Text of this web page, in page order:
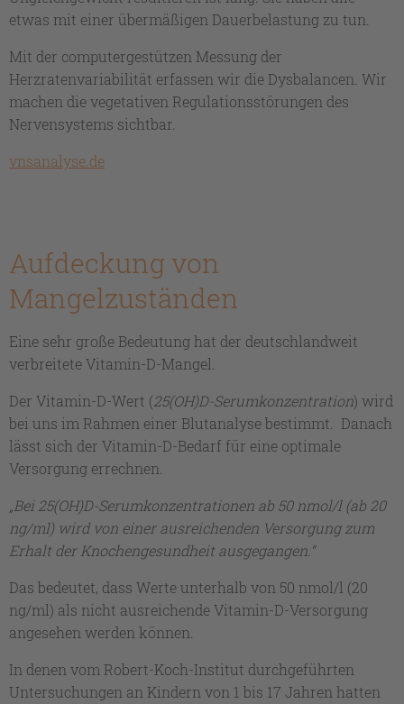
etwas mit einer übermäßigen Dauerbelastung zu tun.
Mit der computergestützen Messung der
Herzratenvariabilität erfassen wir die Dysbalancen. Wir
machen die vegetativen Regulationsstörungen des
Nervensystems sichtbar.
vnsanalyse.de
Aufdeckung von
Mangelzuständen
Eine sehr große Bedeutung hat der deutschlandweit
verbreitete Vitamin-D-Mangel.
Der Vitamin-D-Wert (25(OH)D-Serumkonzentration) wird
bei uns im Rahmen einer Blutanalyse bestimmt. Danach
lässt sich der Vitamin-D-Bedarf für eine optimale
Versorgung errechnen.
„Bei 25(OH)D-Serumkonzentrationen ab 50 nmol/l (ab 20
ng/ml) wird von einer ausreichenden Versorgung zum
Erhalt der Knochengesundheit ausgegangen.“
Das bedeutet, dass Werte unterhalb von 50 nmol/l (20
ng/ml) als nicht ausreichende Vitamin-D-Versorgung
angesehen werden können.
In denen vom Robert-Koch-Institut durchgeführten
Untersuchungen an Kindern von 1 bis 17 Jahren hatten